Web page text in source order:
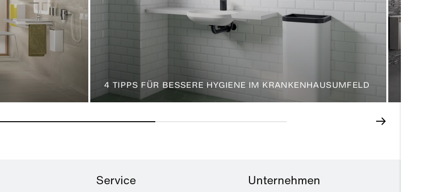
4 TIPPS FÜR BESSERE HYGIENE IM KRANKENHAUSUMFELD
Service Unternehmen